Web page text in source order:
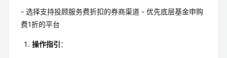
- 选择支持投顾服务费折扣的券商渠道 - 优先底层基金申购
费1折的平台
操作指引 ：